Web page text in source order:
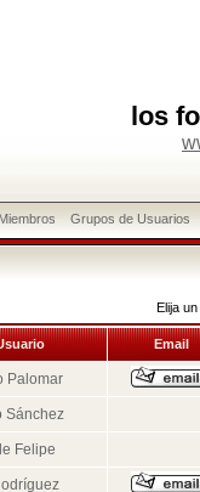
los
Grupos de Usuarios
Elija
Email
Palomar
Sánchez
Felipe